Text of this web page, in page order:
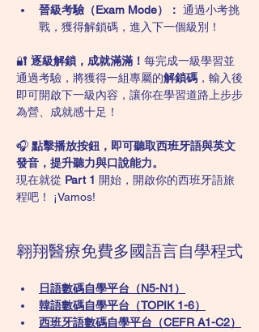
晉級考驗（Exam Mode）： 通過小考挑
戰，獲得解鎖碼，進入下一個級別！
🔐 逐級解鎖，成就滿滿！ 每完成一級學習並
通過考驗，將獲得一組專屬的解鎖碼 ，輸入後
即可開啟下一級內容，讓你在學習道路上步步
為營、成就感十足！
🎧 點擊播放按鈕，即可聽取西班牙語與英文
發音，提升聽力與口說能力。
現在就從 Part 1 開始，開啟你的西班牙語旅
程吧！ ¡Vamos!
翱翔醫療免費多國語言自學程式
日語數碼自學平台（N5-N1）
韓語數碼自學平台​（TOPIK 1-6）
西班牙語數碼自學平台（CEFR A1-C2）